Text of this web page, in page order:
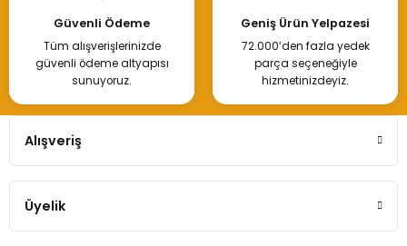
Güvenli Ödeme
Tüm alışverişlerinizde
güvenli ödeme altyapısı
sunuyoruz.
Geniş Ürün Yelpazesi
72.000’den fazla yedek
parça seçeneğiyle
hizmetinizdeyiz.
Alışveriş
Üyelik